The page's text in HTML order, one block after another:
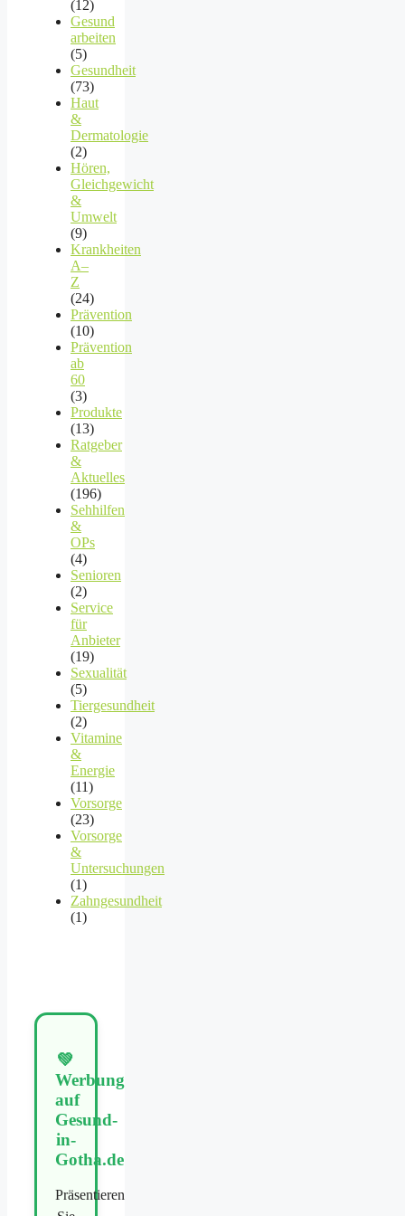
(12)
Gesund
arbeiten
(5)
Gesundheit
(73)
Haut
&
Dermatologie
(2)
Hören,
Gleichgewicht
&
Umwelt
(9)
Krankheiten
A–
Z
(24)
Prävention
(10)
Prävention
ab
60
(3)
Produkte
(13)
Ratgeber
&
Aktuelles
(196)
Sehhilfen
&
OPs
(4)
Senioren
(2)
Service
für
Anbieter
(19)
Sexualität
(5)
Tiergesundheit
(2)
Vitamine
&
Energie
(11)
Vorsorge
(23)
Vorsorge
&
Untersuchungen
(1)
Zahngesundheit
(1)
💚
Werbung
auf
Gesund-
in-
Gotha.de
Präsentieren